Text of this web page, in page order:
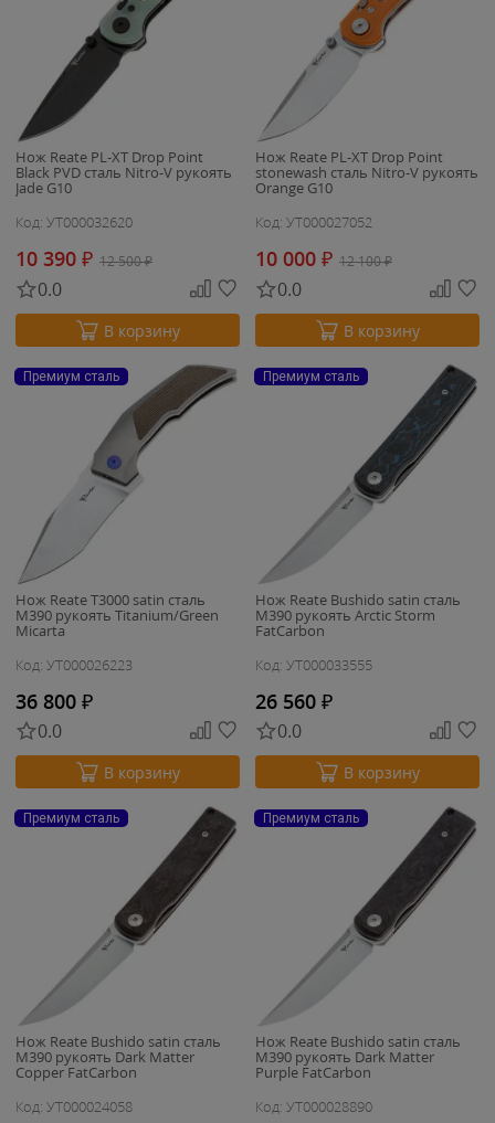
Нож Reate PL-XT Drop Point
Black PVD сталь Nitro-V рукоять
Jade G10
Код: УТ000032620
10 390 ₽ 12 500₽
0.0
В корзину
Нож Reate PL-XT Drop Point
stonewash сталь Nitro-V рукоять
Orange G10
Код: УТ000027052
10 000 ₽ 12 100₽
0.0
В корзину
Премиум сталь
Нож Reate T3000 satin сталь
M390 рукоять Titanium/Green
Micarta
Код: УТ000026223
36 800 ₽
0.0
В корзину
Премиум сталь
Нож Reate Bushido satin сталь
M390 рукоять Arctic Storm
FatCarbon
Код: УТ000033555
26 560 ₽
0.0
В корзину
Премиум сталь
Нож Reate Bushido satin сталь
M390 рукоять Dark Matter
Copper FatCarbon
Код: УТ000024058
Премиум сталь
Нож Reate Bushido satin сталь
M390 рукоять Dark Matter
Purple FatCarbon
Код: УТ000028890